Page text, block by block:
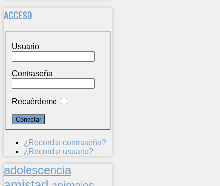
ACCESO
Usuario
Contraseña
Recuérdeme
¿Recordar contraseña?
¿Recordar usuario?
adolescencia